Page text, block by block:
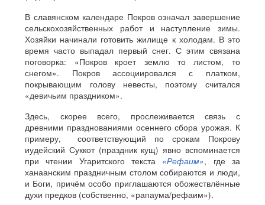
В славянском календаре Покров означал завершение
сельскохозяйственных работ и наступление зимы.
Хозяйки начинали готовить жилище к холодам. В это
время часто выпадал первый снег. С этим связана
поговорка: «Покров кроет землю то листом, то
снегом». Покров ассоциировался с платком,
покрывающим голову невесты, поэтому считался
«девичьим праздником».
Здесь, скорее всего, прослеживается связь с
древними празднованиями осеннего сбора урожая. К
примеру, соответствующий по срокам Покрову
иудейский Суккот (праздник кущ) явно вспоминается
при чтении Угаритского текста «Рефаим», где за
ханаанским праздничным столом собираются и люди,
и Боги, причём особо приглашаются обожествлённые
духи предков (собственно, «рапаума/рефаим»).